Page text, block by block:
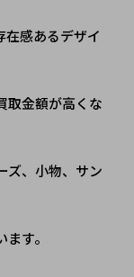
在感あるデザイ
取金額が高くな
ズ、小物、サン
す。